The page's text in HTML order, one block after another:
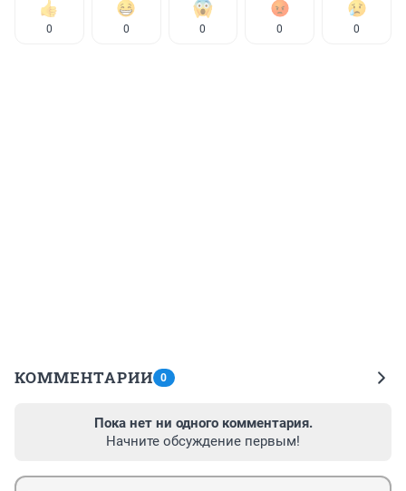
0 0 0 0 0
КОММЕНТАРИИ 0
Пока нет ни одного комментария.
Начните обсуждение первым!